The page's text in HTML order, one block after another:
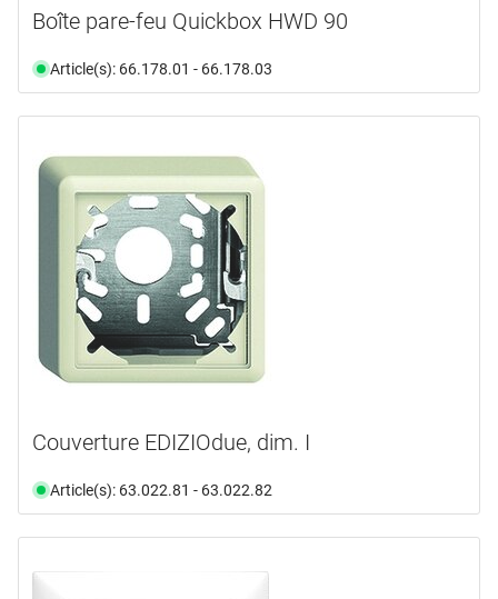
Boîte pare-feu Quickbox HWD 90
Article(s): 66.178.01 - 66.178.03
Couverture EDIZIOdue, dim. I
Article(s): 63.022.81 - 63.022.82